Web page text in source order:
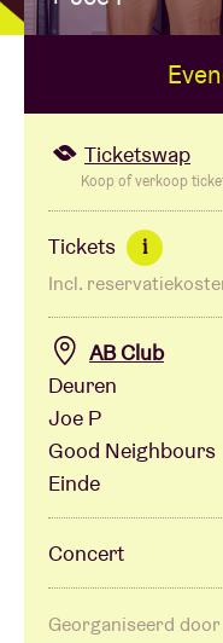
BRDCST
Concertcheque
Over AB
Contact
Ticketswap
Koop of verkoop
Tickets i
Incl.
AB Club
Deuren
Joe P
Good Neighbours
Einde
Concert
Georganiseerd door